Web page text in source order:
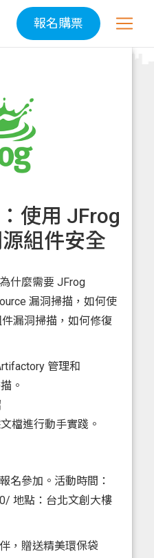
報名購票
使用 JFrog
組件安全
什麼需要 JFrog
漏洞掃描，如何使
漏洞掃描，如何修復
管理和
。
檔進行動手實踐。
名參加。活動時間：
地點：台北文創大樓
，贈送精美環保袋